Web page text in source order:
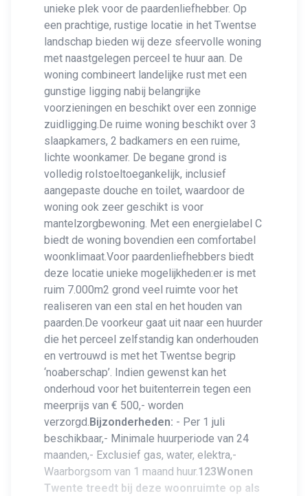
unieke plek voor de paardenliefhebber. Op
een prachtige, rustige locatie in het Twentse
landschap bieden wij deze sfeervolle woning
met naastgelegen perceel te huur aan. De
woning combineert landelijke rust met een
gunstige ligging nabij belangrijke
voorzieningen en beschikt over een zonnige
zuidligging.De ruime woning beschikt over 3
slaapkamers, 2 badkamers en een ruime,
lichte woonkamer. De begane grond is
volledig rolstoeltoegankelijk, inclusief
aangepaste douche en toilet, waardoor de
woning ook zeer geschikt is voor
mantelzorgbewoning. Met een energielabel C
biedt de woning bovendien een comfortabel
woonklimaat.Voor paardenliefhebbers biedt
deze locatie unieke mogelijkheden:er is met
ruim 7.000m2 grond veel ruimte voor het
realiseren van een stal en het houden van
paarden.De voorkeur gaat uit naar een huurder
die het perceel zelfstandig kan onderhouden
en vertrouwd is met het Twentse begrip
‘noaberschap’. Indien gewenst kan het
onderhoud voor het buitenterrein tegen een
meerprijs van € 500,- worden
verzorgd.Bijzonderheden: - Per 1 juli
beschikbaar,- Minimale huurperiode van 24
maanden,- Exclusief gas, water, elektra,-
Waarborgsom van 1 maand huur.123Wonen
Twente treedt bij deze woonruimte op als